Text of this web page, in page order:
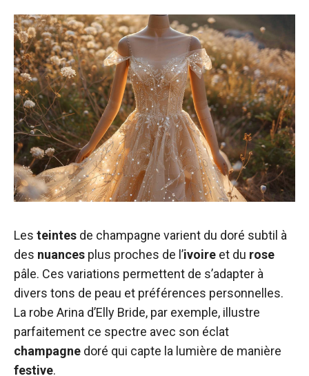
Les teintes de champagne varient du doré subtil à
des nuances plus proches de l’ivoire et du rose
pâle. Ces variations permettent de s’adapter à
divers tons de peau et préférences personnelles.
La robe Arina d’Elly Bride, par exemple, illustre
parfaitement ce spectre avec son éclat
champagne doré qui capte la lumière de manière
festive.